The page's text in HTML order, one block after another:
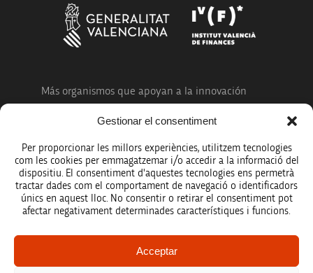
Gestionar el consentiment
Per proporcionar les millors experiències, utilitzem tecnologies
com les cookies per emmagatzemar i/o accedir a la informació del
dispositiu. El consentiment d'aquestes tecnologies ens permetrà
tractar dades com el comportament de navegació o identificadors
únics en aquest lloc. No consentir o retirar el consentiment pot
afectar negativament determinades característiques i funcions.
Acceptar
Más organismos que apoyan a la innovación
Avíso legal
Política de protección de datos